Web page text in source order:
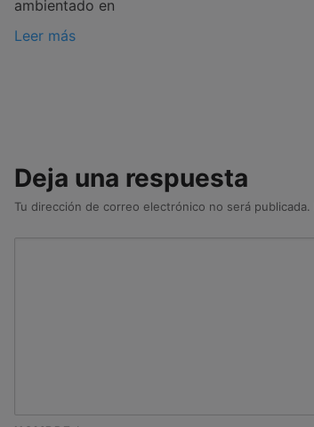
ambientado en
Leer más
Deja una respuesta
Tu dirección de correo electrónico no será publicada.